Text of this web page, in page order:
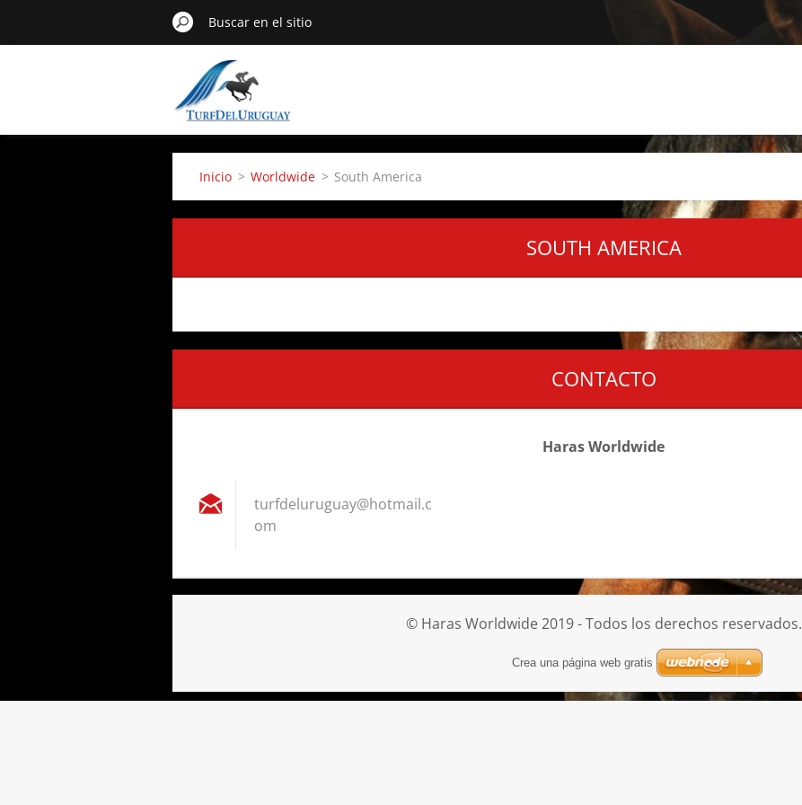
Inicio > Worldwide > South America
SOUTH AMERICA
CONTACTO
Haras Worldwide
turfdeluruguay@hotmail.c
om
© Haras Worldwide 2019 - Todos los derechos reservados.
Crea una página web gratis